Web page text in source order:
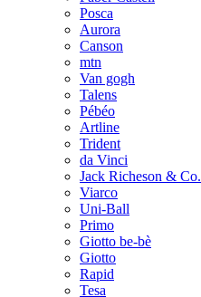
Posca
Aurora
Canson
mtn
Van gogh
Talens
Pébéo
Artline
Trident
da Vinci
Jack Richeson & Co.
Viarco
Uni-Ball
Primo
Giotto be-bè
Giotto
Rapid
Tesa